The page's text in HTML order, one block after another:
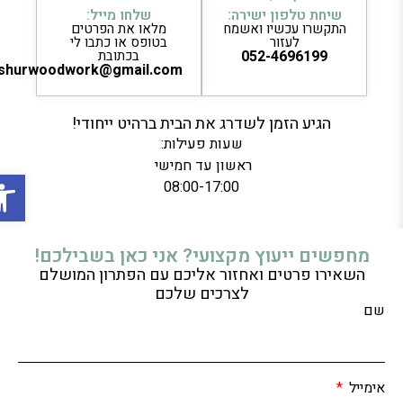
פתח
שיחת טלפון ישירה:
התקשרו עכשיו ואשמח
לעזור
052-4696199
שלחו מייל:
מלאו את הפרטים
בטופס או כתבו לי
בכתובת
ashurwoodwork@gmail.com
הגיע הזמן לשדרג את הבית ברהיט ייחודי!
שעות פעילות:
ראשון עד חמישי
08:00-17:00
מחפשים ייעוץ מקצועי? אני כאן בשבילכם!
השאירו פרטים ואחזור אליכם עם הפתרון המושלם
לצרכים שלכם
שם
אימייל